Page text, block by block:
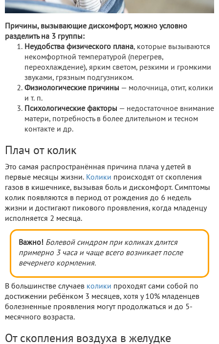
Причины, вызывающие дискомфорт, можно условно
разделить на 3 группы:
Неудобства физического плана, которые вызываются
некомфортной температурой (перегрев,
переохлаждение), ярким светом, резкими и громкими
звуками, грязным подгузником.
Физиологические причины — молочница, отит, колики
и т. п.
Психологические факторы — недостаточное внимание
матери, потребность в более длительном и тесном
контакте и др.
Плач от колик
Это самая распространённая причина плача у детей в
первые месяцы жизни. Колики происходят от скопления
газов в кишечнике, вызывая боль и дискомфорт. Симптомы
колик появляются в период от рождения до 6 недель
жизни и достигают пикового проявления, когда младенцу
исполняется 2 месяца.
Важно! Болевой синдром при коликах длится
примерно 3 часа и чаще всего возникает после
вечернего кормления.
В большинстве случаев колики проходят сами собой по
достижении ребёнком 3 месяцев, хотя у 10% младенцев
болезненные проявления могут продолжаться и до 5-
месячного возраста.
От скопления воздуха в желудке